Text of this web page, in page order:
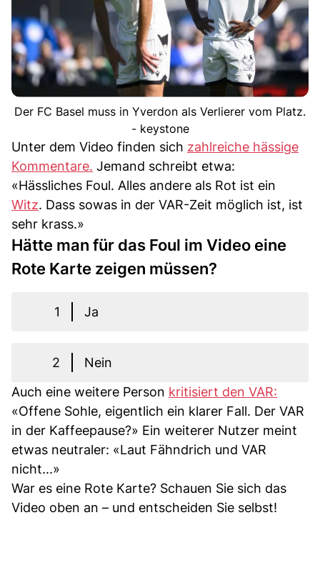
Der FC Basel muss in Yverdon als Verlierer vom Platz.
- keystone
Unter dem Video finden sich zahlreiche hässige
Kommentare. Jemand schreibt etwa:
«Hässliches Foul. Alles andere als Rot ist ein
Witz. Dass sowas in der VAR-Zeit möglich ist, ist
sehr krass.»
Hätte man für das Foul im Video eine
Rote Karte zeigen müssen?
1 Ja
2
Nein
Auch eine weitere Person kritisiert den VAR:
«Offene Sohle, eigentlich ein klarer Fall. Der VAR
in der Kaffeepause?» Ein weiterer Nutzer meint
etwas neutraler: «Laut Fähndrich und VAR
nicht...»
War es eine Rote Karte? Schauen Sie sich das
Video oben an – und entscheiden Sie selbst!